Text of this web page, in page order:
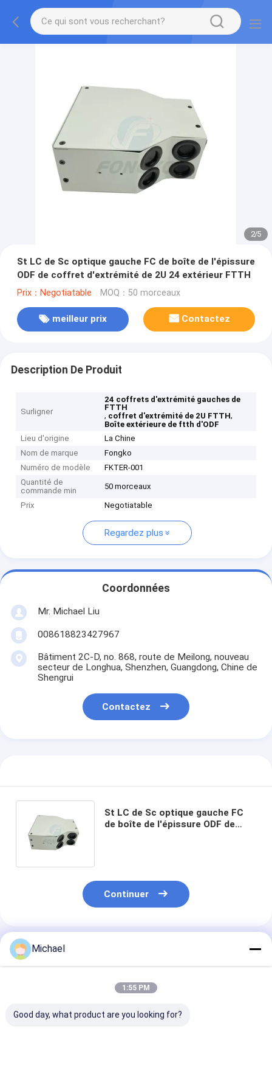
2/5
St LC de Sc optique gauche FC de boîte de l'épissure
ODF de coffret d'extrémité de 2U 24 extérieur FTTH
Prix：Negotiatable MOQ：50 morceaux
meilleur prix Contactez
Description De Produit
Surligner
24 coffrets d'extrémité gauches de
FTTH
, coffret d'extrémité de 2U FTTH,
Boîte extérieure de ftth d'ODF
Lieu d'origine
La Chine
Nom de marque
Fongko
Numéro de modèle
FKTER-001
Quantité de
commande min
50 morceaux
Prix Negotiatable
Regardez plus
Coordonnées
Mr. Michael Liu
008618823427967
Bâtiment 2C-D, no. 868, route de Meilong, nouveau
secteur de Longhua, Shenzhen, Guangdong, Chine de
Shengrui
Contactez
St LC de Sc optique gauche FC
de boîte de l'épissure ODF de
Continuer
Produits Recommandés
Michael
1:55 PM
Good day, what product are you looking for?